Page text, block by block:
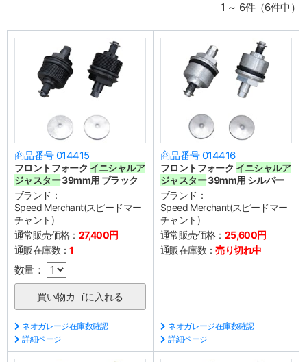
1 ～ 6件（6件中）
商品番号 014415
フロントフォーク イニシャルア
ジャスター39mm用 ブラック
ブランド：
Speed Merchant(スピードマー
チャント)
通常販売価格： 27,400円
通販在庫数：1
数量：
ネオガレージ在庫数確認
詳細ページ
商品番号 014416
フロントフォーク イニシャルア
ジャスター39mm用 シルバー
ブランド：
Speed Merchant(スピードマー
チャント)
通常販売価格： 25,600円
通販在庫数：売り切れ中
ネオガレージ在庫数確認
詳細ページ